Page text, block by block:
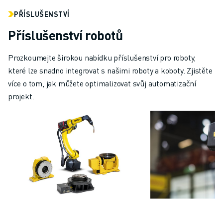
PŘÍSLUŠENSTVÍ
Příslušenství robotů
Prozkoumejte širokou nabídku příslušenství pro roboty,
které lze snadno integrovat s našimi roboty a koboty. Zjistěte
více o tom, jak můžete optimalizovat svůj automatizační
projekt.